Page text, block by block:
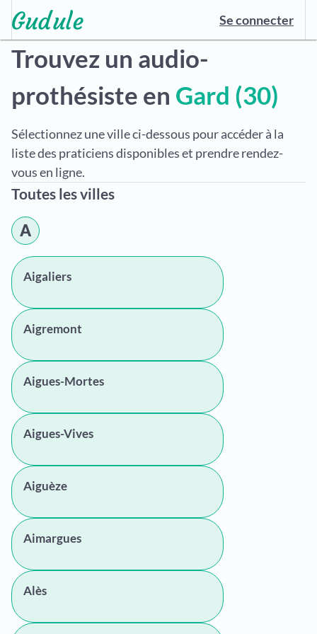
Se connecter
Trouvez un audio-
prothésiste en Gard (30)
Sélectionnez une ville ci-dessous pour accéder à la
liste des praticiens disponibles et prendre rendez-
vous en ligne.
Toutes les villes
A
Aigaliers
Aigremont
Aigues-Mortes
Aigues-Vives
Aiguèze
Aimargues
Alès